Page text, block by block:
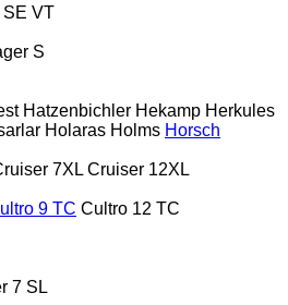
SE VT
S
Hatzenbichler Hekamp Herkules
Holaras Holms Horsch
7XL Cruiser 12XL
9 TC Cultro 12 TC
7 SL